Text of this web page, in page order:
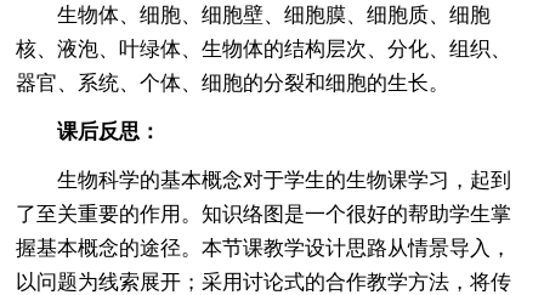
生物体、细胞、细胞壁、细胞膜、细胞质、细胞
核、液泡、叶绿体、生物体的结构层次、分化、组织、
器官、系统、个体、细胞的分裂和细胞的生长。
课后反思：
生物科学的基本概念对于学生的生物课学习，起到
了至关重要的作用。知识络图是一个很好的帮助学生掌
握基本概念的途径。本节课教学设计思路从情景导入，
以问题为线索展开；采用讨论式的合作教学方法，将传